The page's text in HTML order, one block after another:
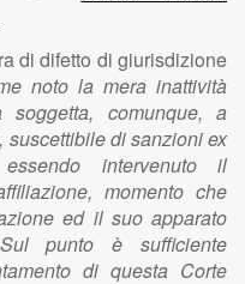
di difetto di giurisdizione
noto la mera inattività
comunque, a
di sanzioni ex
intervenuto il
momento che
ed il suo apparato
punto è sufficiente
di questa Corte